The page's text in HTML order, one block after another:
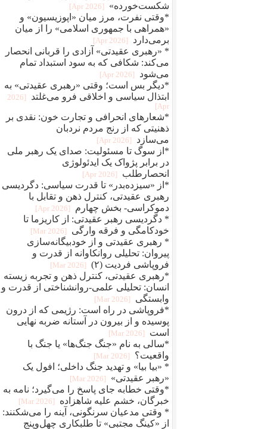
شکست‌خورده»
[2026 Apr]
*وقتی نفرت، مرز میان «اپوزیسیون» و
«همراهی با جمهوری اسلامی» را از میان
برمی‌دارد
[2026 Apr]
* «رهبری عقیدتی» آزادی را قربانی انحصار
می‌کند: شکافی که به سود استبداد تمام
می‌شود
[2026 Apr]
*دیگر بس است؛ وقتی «رهبری عقیدتی» به
ابتذال سیاسی و اخلاقی فرو می‌غلتد
[2026
Apr]
*شعارهای انحرافی و تجارت خون: نقدی بر
ذهنیتی که از رنج مردم نردبان
می‌سازد
[2026 Apr]
*از سوگ تا مسئولیت: صدای یک رهبر ملی
در برابر پژواک یک ایدئولوژی
انحصارطلب
[2026 Apr]
*از «سیزده‌بدر» تا قدرت سیاسی: دگردیسی
رهبری عقیدتی، کنترل ذهن و تقابل با
دموکراسی- بخش چهارم
[2026 Apr]
* دگردیسی رهبر عقیدتی: از کاریزما تا
خودکامگی و فرقه‌ وارگی
[2026 Mar]
* رهبری عقیدتی و از خودبیگانه‌سازی
پیروان: تحلیلی روانکاوانه از قدرت و
فروپاشی فردیت (۲)
[2026 Mar]
*رهبری عقیدتی، کنترل ذهن و تجربه زیسته
انسان: تحلیلی علمی-روانشناختی از قدرت و
وابستگی
[2026 Mar]
*فروپاشی در راه است: رژیمی که از درون
پوسیده و از بیرون در آستانه ضربه نهایی
است
[2026 Mar]
*سالی به نام «جنگ جنگ‌ها» یا جنگ با
واقعیت؟
[2026 Mar]
* «بیا بیا» و تهدید جنگ داخلی؛ افول یک
«رهبر عقیدتی»
[2026 Mar]
*وقتی خطابه جای پاسخ را می‌گیرد؛ نامه به
خبرگان، خشم علیه شاهزاده
[2026 Mar]
* وقتی مدعیان سرنگونی، آینه را می‌شکنند:
از «کینگ مجتبی» تا طلبکاری چهل‌وپنج